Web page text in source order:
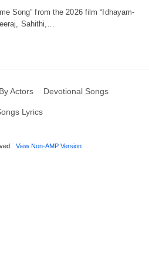
Song” from the 2026 film “Idhayam-
Sahithi,…
By Actors Devotional Songs
Lyrics
View Non-AMP Version